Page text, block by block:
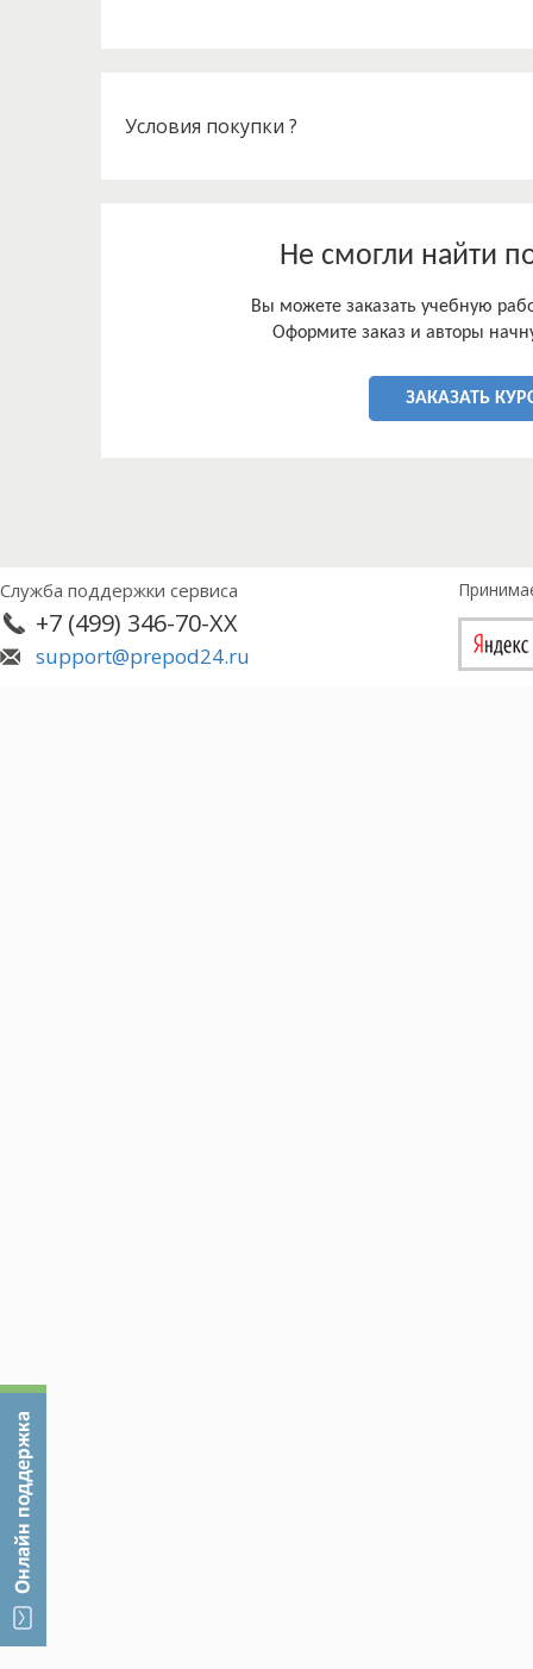
Условия покупки ?
Не смогли найти
Вы можете заказать учебную
Оформите заказ и авторы
ЗАКАЗАТЬ
Служба поддержки сервиса
+7 (499) 346-70-XX
support@prepod24.ru